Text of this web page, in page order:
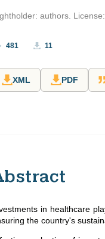
authors.
481 11
XML PDF
in healthcare
the country's